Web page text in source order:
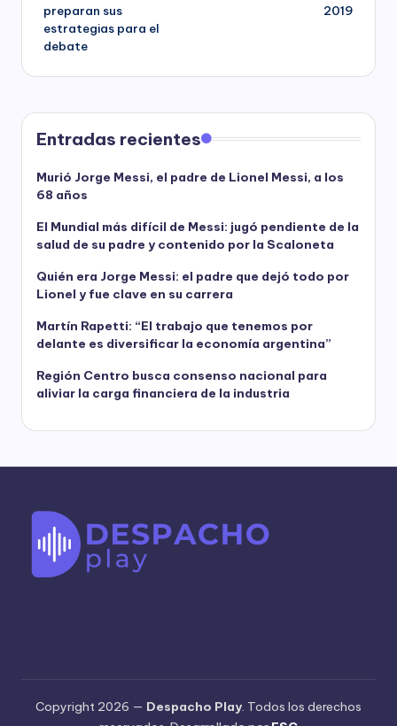
preparan sus
estrategias para el
debate
2019
Entradas recientes
Murió Jorge Messi, el padre de Lionel Messi, a los
68 años
El Mundial más difícil de Messi: jugó pendiente de la
salud de su padre y contenido por la Scaloneta
Quién era Jorge Messi: el padre que dejó todo por
Lionel y fue clave en su carrera
Martín Rapetti: “El trabajo que tenemos por
delante es diversificar la economía argentina”
Región Centro busca consenso nacional para
aliviar la carga financiera de la industria
Copyright 2026 — Despacho Play. Todos los derechos